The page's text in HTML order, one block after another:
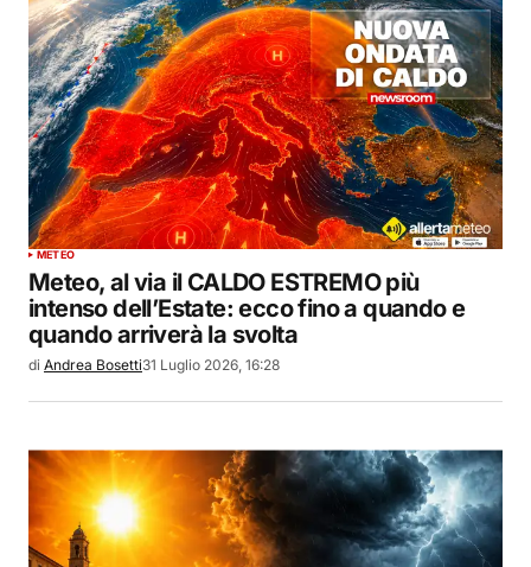
METEO
Meteo, al via il CALDO ESTREMO più
intenso dell’Estate: ecco fino a quando e
quando arriverà la svolta
di Andrea Bosetti31 Luglio 2026, 16:28